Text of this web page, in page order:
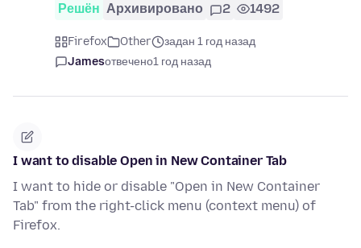
Решён Архивировано 2 1492
Firefox Other
задан 1 год назад
Jamesотвечено1 год назад
I want to disable Open in New Container Tab
I want to hide or disable "Open in New Container
Tab" from the right-click menu (context menu) of
Firefox.